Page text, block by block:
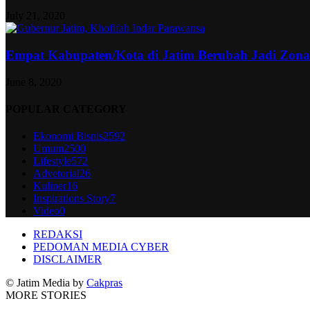
Empat Kabupaten/Kota di Jatim Berubah Jadi
Ekonomi Bisnis2592
Umum2500
Lifestyle572
Advetorial26
Kuliner16
Inspirations Story7
Video0
REDAKSI
PEDOMAN MEDIA CYBER
DISCLAIMER
© Jatim Media by Cakpras
MORE STORIES